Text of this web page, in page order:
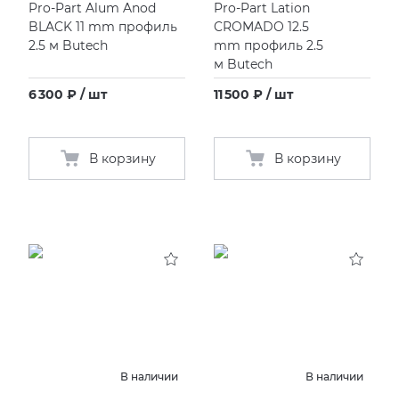
Pro-Part Alum Anod
BLACK 11 mm профиль
2.5 м Butech
6 300 ₽ / шт
В корзину
Pro-Part Lation
CROMADO 12.5
mm профиль 2.5
м Butech
11 500 ₽ / шт
В корзину
В наличии В наличии